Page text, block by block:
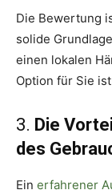
Die Bewertung
solide
einen lokalen
Option für Sie
3. Die
des
Ein erfahrener